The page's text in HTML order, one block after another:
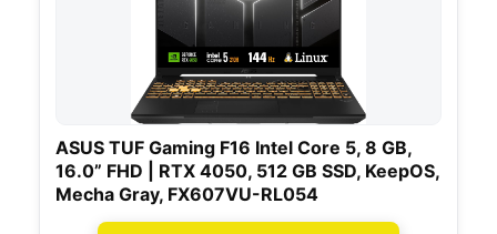
ASUS TUF Gaming F16 Intel Core 5, 8 GB,
16.0” FHD | RTX 4050, 512 GB SSD, KeepOS,
Mecha Gray, FX607VU-RL054